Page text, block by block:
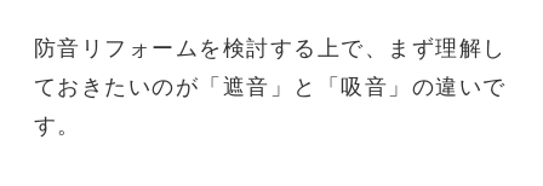
防音リフォーム を検討する上で、まず理解し
ておきたいのが「遮音」と「吸音」の違いで
す。